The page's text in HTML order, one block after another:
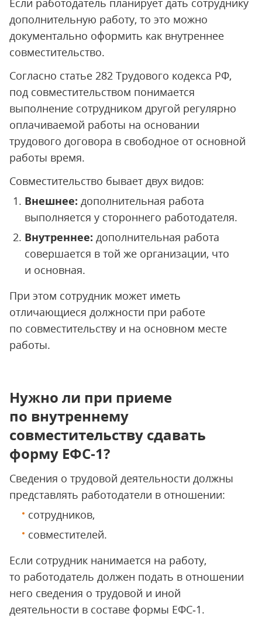
Если работодатель планирует дать сотруднику
дополнительную работу, то это можно
документально оформить как внутреннее
совместительство.
Согласно статье 282 Трудового кодекса РФ,
под совместительством понимается
выполнение сотрудником другой регулярно
оплачиваемой работы на основании
трудового договора в свободное от основной
работы время.
Совместительство бывает двух видов:
Внешнее: дополнительная работа
выполняется у стороннего работодателя.
Внутреннее: дополнительная работа
совершается в той же организации, что
и основная.
При этом сотрудник может иметь
отличающиеся должности при работе
по совместительству и на основном месте
работы.
Нужно ли при приеме
по внутреннему
совместительству сдавать
форму ЕФС‑1?
Сведения о трудовой деятельности должны
представлять работодатели в отношении:
сотрудников,
совместителей.
Если сотрудник нанимается на работу,
то работодатель должен подать в отношении
него сведения о трудовой и иной
деятельности в составе формы ЕФС‑1.